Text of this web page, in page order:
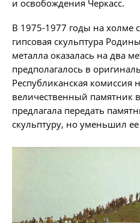
и освобождения Черкасс.
В 1975-1977 годы на холме
гипсовая скульптура
металла оказалась на два
предполагалось в
Республиканская комиссия
величественный памятник
предлагала передать
скульптуру, но уменьшил